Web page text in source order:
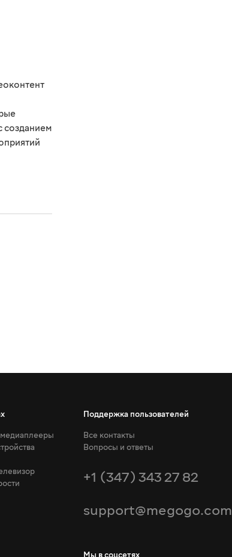
созданием
Поддержка пользователей
Все контакты
Вопросы и ответы
+1 (347) 343 27 82
support@megogo.com